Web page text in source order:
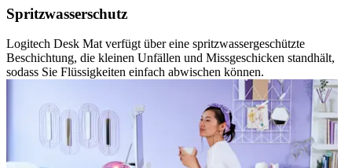
Spritzwasserschutz
Logitech Desk Mat verfügt über eine spritzwassergeschützte
Beschichtung, die kleinen Unfällen und Missgeschicken standhält,
sodass Sie Flüssigkeiten einfach abwischen können.